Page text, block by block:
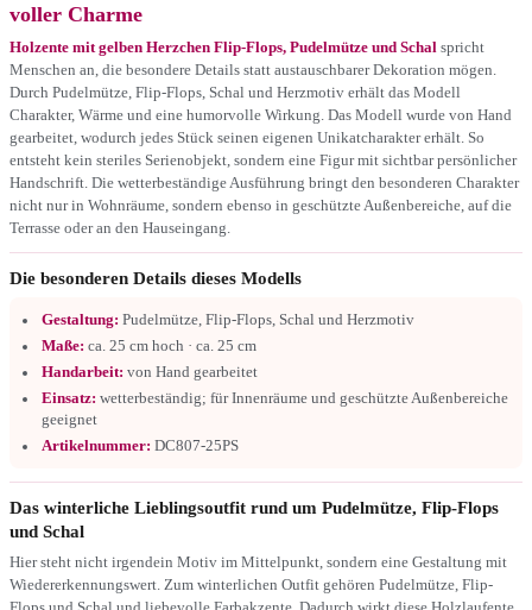
voller Charme
Holzente mit gelben Herzchen Flip-Flops, Pudelmütze und Schal spricht
Menschen an, die besondere Details statt austauschbarer Dekoration mögen.
Durch Pudelmütze, Flip-Flops, Schal und Herzmotiv erhält das Modell
Charakter, Wärme und eine humorvolle Wirkung. Das Modell wurde von Hand
gearbeitet, wodurch jedes Stück seinen eigenen Unikatcharakter erhält. So
entsteht kein steriles Serienobjekt, sondern eine Figur mit sichtbar persönlicher
Handschrift. Die wetterbeständige Ausführung bringt den besonderen Charakter
nicht nur in Wohnräume, sondern ebenso in geschützte Außenbereiche, auf die
Terrasse oder an den Hauseingang.
Die besonderen Details dieses Modells
Gestaltung: Pudelmütze, Flip-Flops, Schal und Herzmotiv
Maße: ca. 25 cm hoch · ca. 25 cm
Handarbeit: von Hand gearbeitet
Einsatz: wetterbeständig; für Innenräume und geschützte Außenbereiche
geeignet
Artikelnummer: DC807-25PS
Das winterliche Lieblingsoutfit rund um Pudelmütze, Flip-Flops
und Schal
Hier steht nicht irgendein Motiv im Mittelpunkt, sondern eine Gestaltung mit
Wiedererkennungswert. Zum winterlichen Outfit gehören Pudelmütze, Flip-